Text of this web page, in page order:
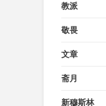
教派
敬畏
文章
斋月
新穆斯林